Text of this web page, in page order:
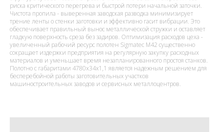
риска критического перегрева и быстрой потери начальной заточки.
Чистота пропила - выверенная заводская разводка минимизирует
трение ленты о стенки заготовки и эффективно гасит вибрации. Это
обеспечивает правильный вынос металлической стружки и оставляет
гладкую поверхность среза без задиров. Оптимизация расходов цеха -
увеличенный рабочий ресурс полотен Sigmatec M42 существенно
сокращает издержки предприятия на регулярную закупку расходных
материалов и уменьшает время незапланированного простоя станков.
Полотно с габаритами 4780x34x1,1 является надежным решением для
бесперебойной работы заготовительных участков
машиностроительных заводов и сервисных металлоцентров.